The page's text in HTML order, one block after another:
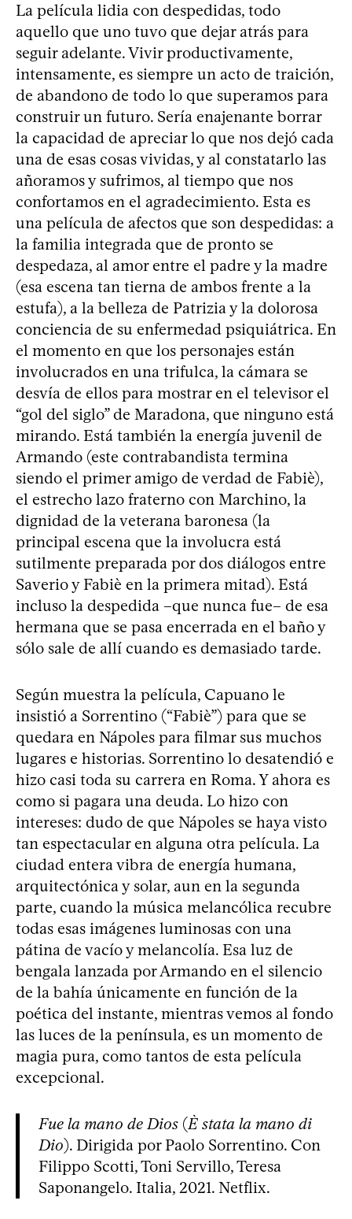
La película lidia con despedidas, todo
aquello que uno tuvo que dejar atrás para
seguir adelante. Vivir productivamente,
intensamente, es siempre un acto de traición,
de abandono de todo lo que superamos para
construir un futuro. Sería enajenante borrar
la capacidad de apreciar lo que nos dejó cada
una de esas cosas vividas, y al constatarlo las
añoramos y sufrimos, al tiempo que nos
confortamos en el agradecimiento. Esta es
una película de afectos que son despedidas: a
la familia integrada que de pronto se
despedaza, al amor entre el padre y la madre
(esa escena tan tierna de ambos frente a la
estufa), a la belleza de Patrizia y la dolorosa
conciencia de su enfermedad psiquiátrica. En
el momento en que los personajes están
involucrados en una trifulca, la cámara se
desvía de ellos para mostrar en el televisor el
“gol del siglo” de Maradona, que ninguno está
mirando. Está también la energía juvenil de
Armando (este contrabandista termina
siendo el primer amigo de verdad de Fabiè),
el estrecho lazo fraterno con Marchino, la
dignidad de la veterana baronesa (la
principal escena que la involucra está
sutilmente preparada por dos diálogos entre
Saverio y Fabiè en la primera mitad). Está
incluso la despedida –que nunca fue– de esa
hermana que se pasa encerrada en el baño y
sólo sale de allí cuando es demasiado tarde.
Según muestra la película, Capuano le
insistió a Sorrentino (“Fabiè”) para que se
quedara en Nápoles para filmar sus muchos
lugares e historias. Sorrentino lo desatendió e
hizo casi toda su carrera en Roma. Y ahora es
como si pagara una deuda. Lo hizo con
intereses: dudo de que Nápoles se haya visto
tan espectacular en alguna otra película. La
ciudad entera vibra de energía humana,
arquitectónica y solar, aun en la segunda
parte, cuando la música melancólica recubre
todas esas imágenes luminosas con una
pátina de vacío y melancolía. Esa luz de
bengala lanzada por Armando en el silencio
de la bahía únicamente en función de la
poética del instante, mientras vemos al fondo
las luces de la península, es un momento de
magia pura, como tantos de esta película
excepcional.
Fue la mano de Dios (È stata la mano di
Dio). Dirigida por Paolo Sorrentino. Con
Filippo Scotti, Toni Servillo, Teresa
Saponangelo. Italia, 2021. Netflix.